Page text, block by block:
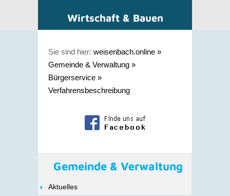
Wirtschaft & Bauen
Sie sind hier: weisenbach.online »
Gemeinde & Verwaltung »
Bürgerservice »
Verfahrensbeschreibung
Gemeinde & Verwaltung
Aktuelles